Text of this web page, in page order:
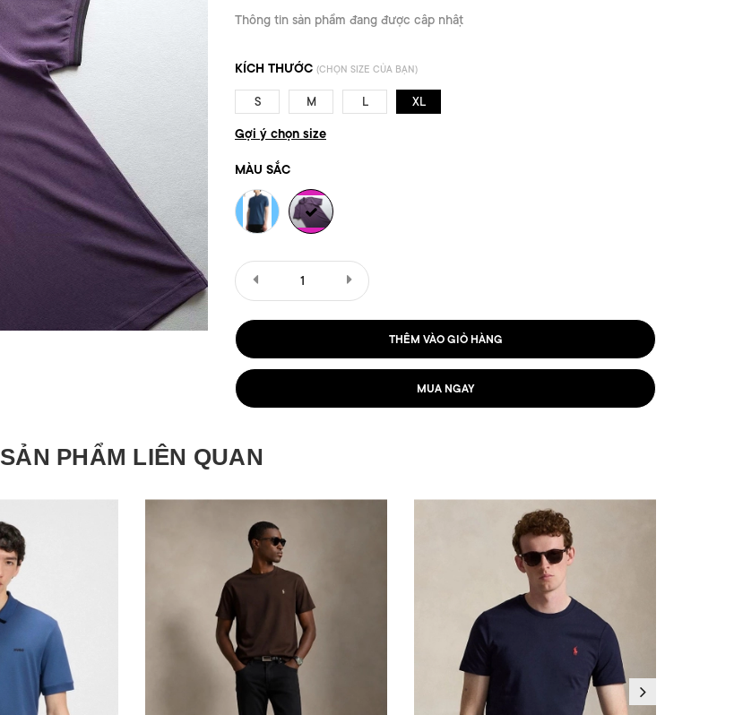
Thông tin sản phẩm đang được cập nhật
KÍCH THƯỚC (CHỌN SIZE CỦA BẠN)
S M L XL
Gợi ý chọn size
MÀU SẮC
THÊM VÀO GIỎ HÀNG
MUA NGAY
SẢN PHẨM LIÊN QUAN